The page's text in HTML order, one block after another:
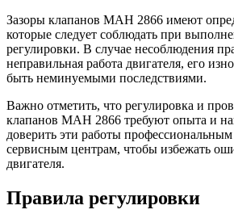
Зазоры клапанов МАН 2866 имеют
которые следует соблюдать при
регулировки. В случае несоблюдения
неправильная работа двигателя, его
быть неминуемыми последствиями.
Важно отметить, что регулировка и
клапанов МАН 2866 требуют опыта и
доверить эти работы
сервисным центрам, чтобы избежать
двигателя.
Правила регулировки